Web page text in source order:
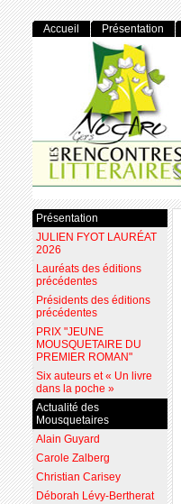
Accueil Présentation
Présentation
JULIEN FYOT LAURÉAT
2026
Lauréats des éditions
précédentes
Présidents des éditions
précédentes
PRIX "JEUNE
MOUSQUETAIRE DU
PREMIER ROMAN"
Six auteurs et « Un livre
dans la poche »
Actualité des
Mousquetaires
Alain Guyard
Carole Zalberg
Christian Carisey
Déborah Lévy-Bertherat